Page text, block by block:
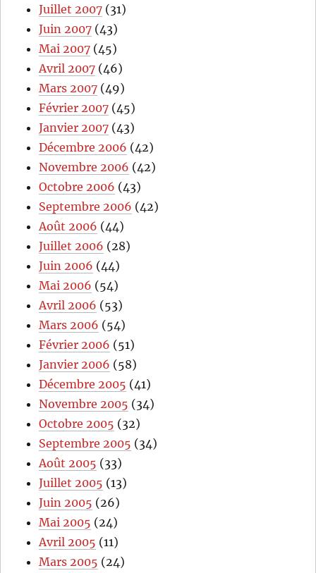
Juillet 2007 (31)
Juin 2007 (43)
Mai 2007 (45)
Avril 2007 (46)
Mars 2007 (49)
Février 2007 (45)
Janvier 2007 (43)
Décembre 2006 (42)
Novembre 2006 (42)
Octobre 2006 (43)
Septembre 2006 (42)
Août 2006 (44)
Juillet 2006 (28)
Juin 2006 (44)
Mai 2006 (54)
Avril 2006 (53)
Mars 2006 (54)
Février 2006 (51)
Janvier 2006 (58)
Décembre 2005 (41)
Novembre 2005 (34)
Octobre 2005 (32)
Septembre 2005 (34)
Août 2005 (33)
Juillet 2005 (13)
Juin 2005 (26)
Mai 2005 (24)
Avril 2005 (11)
Mars 2005 (24)